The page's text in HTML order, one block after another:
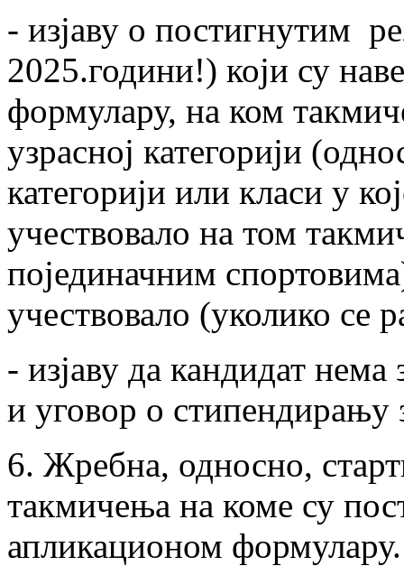
- изјаву о постигнутим
2025.години!) који су
формулару, на ком
узрасној категорији
категорији или класи у
учествовало на том
појединачним
учествовало (уколико се
- изјаву да кандидат
и уговор о стипендирању
6. Жребна, односно,
такмичења на коме су
апликационом формулару.